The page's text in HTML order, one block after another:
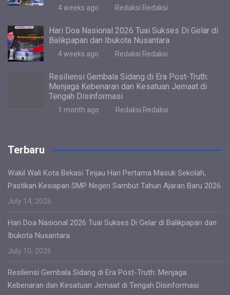
4 weeks ago Redaksi Redaksi
Hari Doa Nasional 2026 Tuai Sukses Di Gelar di
Balikpapan dan Ibukota Nusantara
4 weeks ago Redaksi Redaksi
Resiliensi Gembala Sidang di Era Post-Truth:
Menjaga Kebenaran dan Kesatuan Jemaat di
Tengah Disinformasi
1 month ago Redaksi Redaksi
Terbaru
Wakil Wali Kota Bekasi Tinjau Hari Pertama Masuk Sekolah,
Pastikan Kesiapan SMP Negeri Sambut Tahun Ajaran Baru 2026
July 14, 2026
Hari Doa Nasional 2026 Tuai Sukses Di Gelar di Balikpapan dan
Ibukota Nusantara
July 10, 2026
Resiliensi Gembala Sidang di Era Post-Truth: Menjaga
Kebenaran dan Kesatuan Jemaat di Tengah Disinformasi